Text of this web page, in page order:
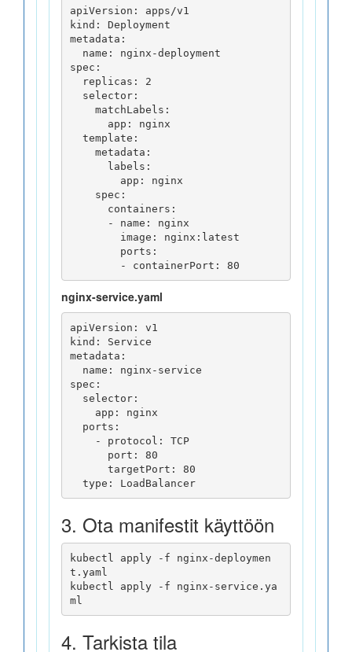
apiVersion: apps/v1
kind: Deployment
metadata:
spec:
nginx-service.yaml
apiVersion: v1
kind: Service
metadata:
spec:
  type: LoadBalancer
3. Ota manifestit käyttöön
kubectl apply -f nginx-deploymen
t.yaml
kubectl apply -f nginx-service.ya
4. Tarkista tila